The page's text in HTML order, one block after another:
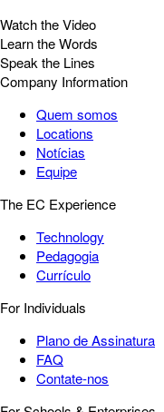
Watch the Video
Learn the Words
Speak the Lines
Company Information
Quem somos
Locations
Notícias
Equipe
The EC Experience
Technology
Pedagogia
Currículo
For Individuals
Plano de Assinatura
FAQ
Contate-nos